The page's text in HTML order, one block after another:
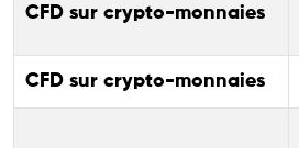
CFD sur crypto-monnaies
CFD sur crypto-monnaies